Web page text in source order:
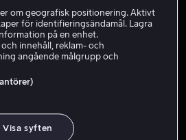
Från 55 kr
om geografisk positionering. Aktivt
för identifieringsändamål. Lagra
på en enhet.
innehåll, reklam- och
angående målgrupp och
Visa syften